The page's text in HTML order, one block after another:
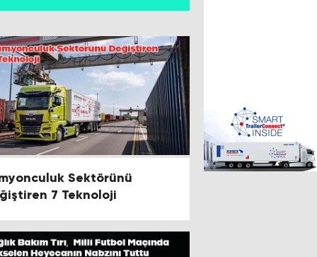
Sektörünü
7 Teknoloji